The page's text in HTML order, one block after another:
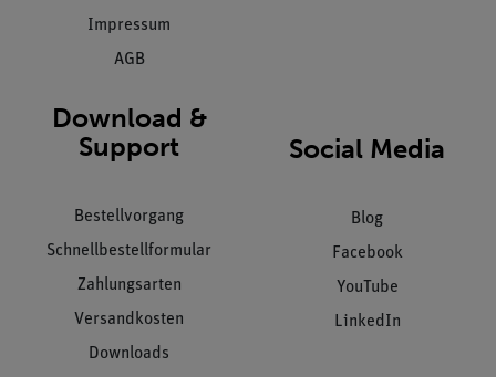
Impressum
AGB
Download &
Support
Bestellvorgang
Schnellbestellformular
Zahlungsarten
Versandkosten
Downloads
Social Media
Blog
Facebook
YouTube
LinkedIn